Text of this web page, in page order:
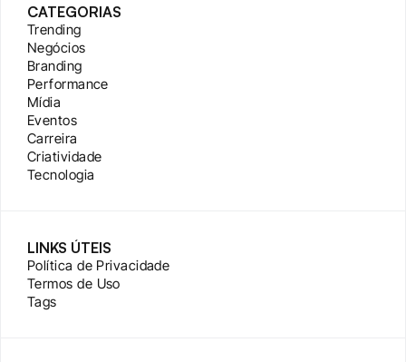
CATEGORIAS
Trending
Negócios
Branding
Performance
Mídia
Eventos
Carreira
Criatividade
Tecnologia
LINKS ÚTEIS
Política de Privacidade
Termos de Uso
Tags